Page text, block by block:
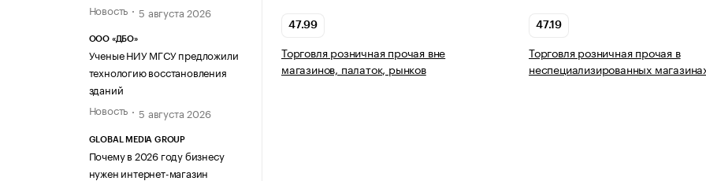
Новость
5 августа 2026
ООО «ДБО»
Ученые НИУ МГСУ предложили
технологию восстановления
зданий
Новость
5 августа 2026
GLOBAL MEDIA GROUP
Почему в 2026 году бизнесу
нужен интернет-магазин
47.99
Торговля розничная прочая вне
магазинов, палаток, рынков
47.19
Торговля розничная прочая в
неспециализированных